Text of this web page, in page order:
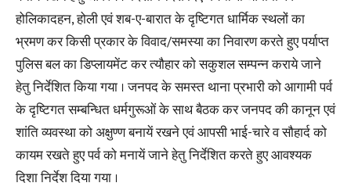
होलिकादहन, होली एवं शब-ए-बारात के दृष्टिगत धार्मिक स्थलों का
भ्रमण कर किसी प्रकार के विवाद/समस्या का निवारण करते हुए पर्याप्त
पुलिस बल का डिप्लायमेंट कर त्यौहार को सकुशल सम्पन्न कराये जाने
हेतु निर्देशित किया गया । जनपद के समस्त थाना प्रभारी को आगामी पर्व
के दृष्टिगत सम्बन्धित धर्मगुरूओं के साथ बैठक कर जनपद की कानून एवं
शांति व्यवस्था को अक्षुण्ण बनायें रखने एवं आपसी भाई-चारे व सौहार्द को
कायम रखते हुए पर्व को मनायें जाने हेतु निर्देशित करते हुए आवश्यक
दिशा निर्देश दिया गया ।